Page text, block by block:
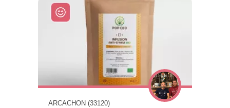
ARCACHON (33120)